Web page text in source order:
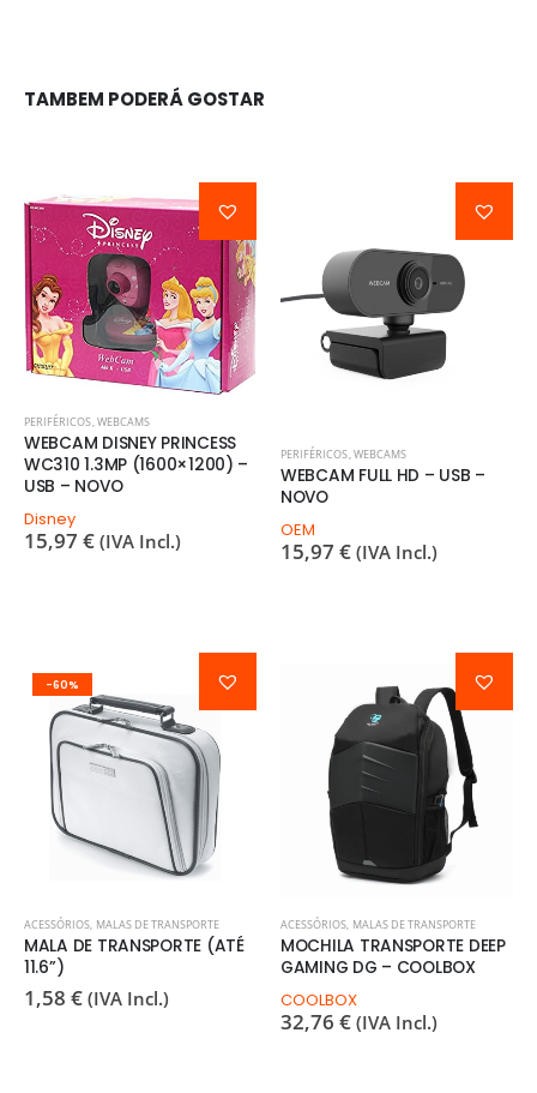
TAMBEM PODERÁ GOSTAR
PERIFÉRICOS,WEBCAMS
WEBCAM DISNEY PRINCESS
WC310 1.3MP (1600×1200) –
USB – NOVO
Disney
15,97 € (IVA Incl.)
PERIFÉRICOS,WEBCAMS
WEBCAM FULL HD – USB –
NOVO
OEM
15,97 € (IVA Incl.)
-60%
ACESSÓRIOS, MALAS DE TRANSPORTE
MALA DE TRANSPORTE (ATÉ
11.6”)
1,58 € (IVA Incl.)
ACESSÓRIOS, MALAS DE TRANSPORTE
MOCHILA TRANSPORTE DEEP
GAMING DG – COOLBOX
COOLBOX
32,76 € (IVA Incl.)